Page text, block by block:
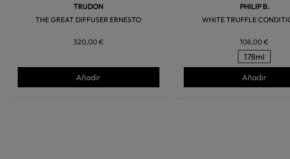
TRUDON
THE GREAT DIFFUSER ERNESTO
320,00 €
Añadir
PHILIP B.
WHITE TRUFFLE
108,00 €
178ml
Añadir